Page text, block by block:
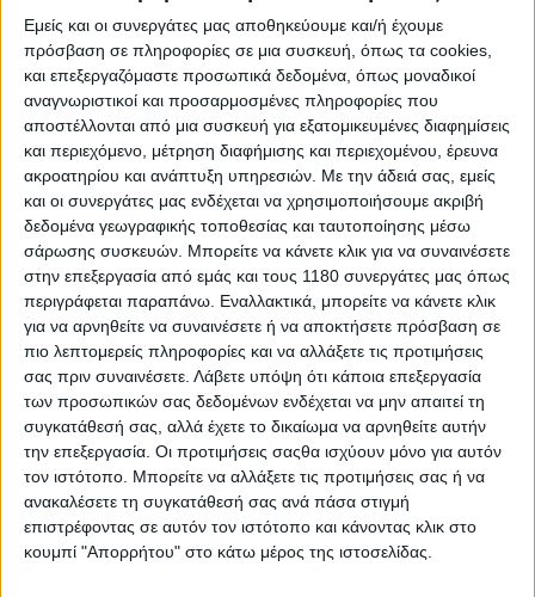
Εμείς και οι συνεργάτες μας αποθηκεύουμε και/ή έχουμε
πρόσβαση σε πληροφορίες σε μια συσκευή, όπως τα cookies,
και επεξεργαζόμαστε προσωπικά δεδομένα, όπως μοναδικοί
αναγνωριστικοί και προσαρμοσμένες πληροφορίες που
αποστέλλονται από μια συσκευή για εξατομικευμένες διαφημίσεις
και περιεχόμενο, μέτρηση διαφήμισης και περιεχομένου, έρευνα
ακροατηρίου και ανάπτυξη υπηρεσιών. Με την άδειά σας, εμείς
και οι συνεργάτες μας ενδέχεται να χρησιμοποιήσουμε ακριβή
δεδομένα γεωγραφικής τοποθεσίας και ταυτοποίησης μέσω
σάρωσης συσκευών. Μπορείτε να κάνετε κλικ για να συναινέσετε
στην επεξεργασία από εμάς και τους 1180 συνεργάτες μας όπως
περιγράφεται παραπάνω. Εναλλακτικά, μπορείτε να κάνετε κλικ
για να αρνηθείτε να συναινέσετε ή να αποκτήσετε πρόσβαση σε
πιο λεπτομερείς πληροφορίες και να αλλάξετε τις προτιμήσεις
σας πριν συναινέσετε. Λάβετε υπόψη ότι κάποια επεξεργασία
των προσωπικών σας δεδομένων ενδέχεται να μην απαιτεί τη
συγκατάθεσή σας, αλλά έχετε το δικαίωμα να αρνηθείτε αυτήν
την επεξεργασία. Οι προτιμήσεις σαςθα ισχύουν μόνο για αυτόν
τον ιστότοπο. Μπορείτε να αλλάξετε τις προτιμήσεις σας ή να
ανακαλέσετε τη συγκατάθεσή σας ανά πάσα στιγμή
επιστρέφοντας σε αυτόν τον ιστότοπο και κάνοντας κλικ στο
κουμπί "Απορρήτου" στο κάτω μέρος της ιστοσελίδας.
πήρε πρωτοβουλία ο παθιασμένος με τη μοτοσυκλέτα
Πρόεδρος τηςKove,Xue Zhang, για να του δώσει
μοτοσυκλέτα και υποστήριξη.
ΟKleinθα οδηγήσει στη σέλα τηςKove 450 Rally EXτου
2024, και θα έχει την πλήρη υποστήριξη του
εργοστασίου, αλλά με το δικό του πρόγραμμα και τη
δική του ομάδα.